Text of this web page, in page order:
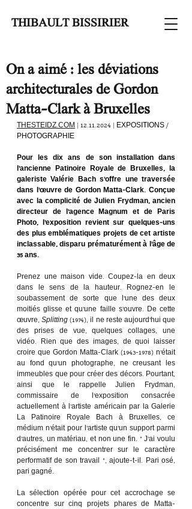
THIBAULT BISSIRIER
On a aimé : les déviations
architecturales de Gordon
Matta-Clark à Bruxelles
THESTEIDZ.COM | 12.11.2024 | EXPOSITIONS /
PHOTOGRAPHIE
Pour les dix ans de son installation dans
l’ancienne Patinoire Royale de Bruxelles, la
galeriste Valérie Bach s’offre une traversée
dans l’œuvre de Gordon Matta-Clark. Conçue
avec la complicité de Julien Frydman, ancien
directeur de l’agence Magnum et de Paris
Photo, l’exposition revient sur quelques-uns
des plus emblématiques projets de cet artiste
inclassable, disparu prématurément à l’âge de
35 ans.
Prenez une maison vide. Coupez-la en deux
dans le sens de la hauteur. Rognez-en le
soubassement de sorte que l’une des deux
moitiés glisse et qu’une faille s’ouvre. De cette
œuvre, Splitting (1974), il ne reste aujourd’hui que
des prises de vue, quelques collages, une
vidéo. Rien que des images, de quoi laisser
croire que Gordon Matta-Clark (1943-1978) n’était
au fond qu’un photographe, ne creusant les
immeubles que pour créer des décors. Pourtant,
ainsi que le rappelle Julien Frydman,
commissaire de l’exposition consacrée
actuellement à l’artiste américain par la Galerie
La Patinoire Royale Bach à Bruxelles, ce
médium n’était pour l’artiste qu’un support parmi
d’autres, un matériau, et non une fin. « J’ai voulu
précisément me concentrer sur le caractère
performatif de son travail », ajoute-t-il. Pari osé,
pari gagné.
La sélection opérée pour cet accrochage se
concentre sur cinq projets phares de Matta-